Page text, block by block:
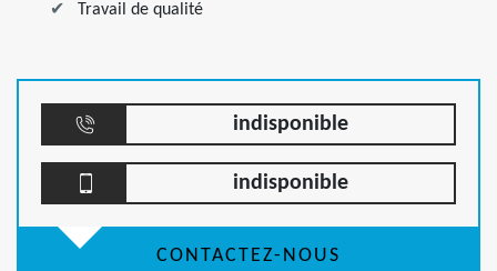
Travail de qualité
indisponible
indisponible
CONTACTEZ-NOUS